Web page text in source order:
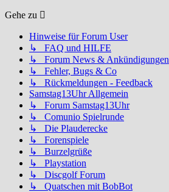
Gehe zu
Hinweise für Forum User
↳ FAQ und HILFE
↳ Forum News & Ankündigungen
↳ Fehler, Bugs & Co
↳ Rückmeldungen - Feedback
Samstag13Uhr Allgemein
↳ Forum Samstag13Uhr
↳ Comunio Spielrunde
↳ Die Plauderecke
↳ Forenspiele
↳ Burzelgrüße
↳ Playstation
↳ Discgolf Forum
↳ Quatschen mit BobBot